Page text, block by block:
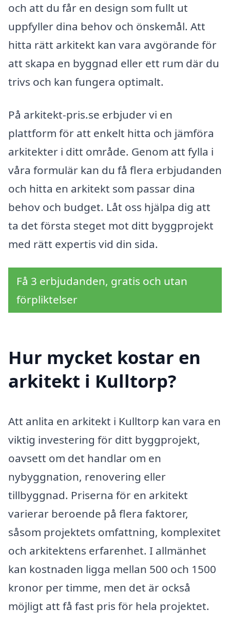
och att du får en design som fullt ut
uppfyller dina behov och önskemål. Att
hitta rätt arkitekt kan vara avgörande för
att skapa en byggnad eller ett rum där du
trivs och kan fungera optimalt.
På arkitekt-pris.se erbjuder vi en
plattform för att enkelt hitta och jämföra
arkitekter i ditt område. Genom att fylla i
våra formulär kan du få flera erbjudanden
och hitta en arkitekt som passar dina
behov och budget. Låt oss hjälpa dig att
ta det första steget mot ditt byggprojekt
med rätt expertis vid din sida.
Få 3 erbjudanden, gratis och utan
förpliktelser
Hur mycket kostar en
arkitekt i Kulltorp?
Att anlita en arkitekt i Kulltorp kan vara en
viktig investering för ditt byggprojekt,
oavsett om det handlar om en
nybyggnation, renovering eller
tillbyggnad. Priserna för en arkitekt
varierar beroende på flera faktorer,
såsom projektets omfattning, komplexitet
och arkitektens erfarenhet. I allmänhet
kan kostnaden ligga mellan 500 och 1500
kronor per timme, men det är också
möjligt att få fast pris för hela projektet.